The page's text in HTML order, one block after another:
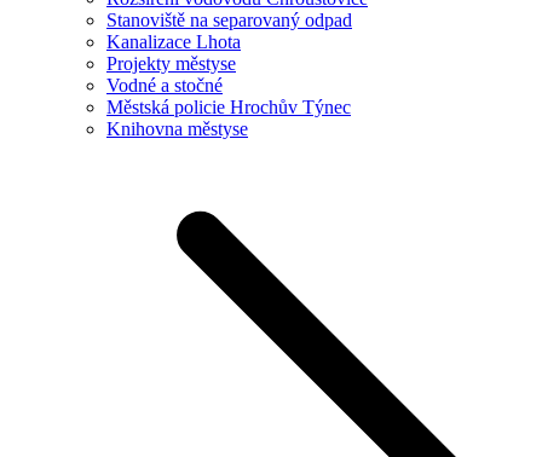
Stanoviště na separovaný odpad
Kanalizace Lhota
Projekty městyse
Vodné a stočné
Městská policie Hrochův Týnec
Knihovna městyse